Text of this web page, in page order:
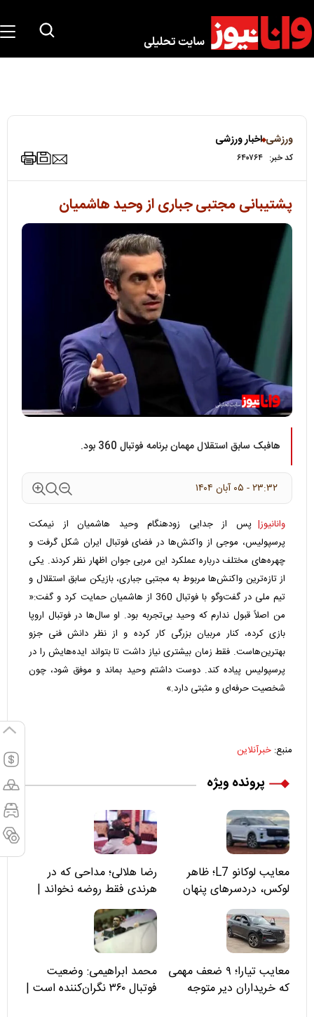
ورزشی اخبار ورزشی
کد خبر: ۶۴۰۷۶۴
پشتیبانی مجتبی جباری از وحید هاشمیان
هافبک سابق استقلال مهمان برنامه فوتبال 360 بود.
۲۳:۳۲ - ۰۵ آبان ۱۴۰۴
وانانیوز| پس از جدایی زودهنگام وحید هاشمیان از نیمکت
پرسپولیس، موجی از واکنش‌ها در فضای فوتبال ایران شکل گرفت و
چهره‌های مختلف درباره عملکرد این مربی جوان اظهار نظر کردند. یکی
از تازه‌ترین واکنش‌ها مربوط به مجتبی جباری، بازیکن سابق استقلال و
تیم ملی در گفت‌وگو با فوتبال 360 از هاشمیان حمایت کرد و گفت:«
من اصلاً قبول ندارم که وحید بی‌تجربه بود. او سال‌ها در فوتبال اروپا
بازی کرده، کنار مربیان بزرگی کار کرده و از نظر دانش فنی جزو
بهترین‌هاست. فقط زمان بیشتری نیاز داشت تا بتواند ایده‌هایش را در
پرسپولیس پیاده کند. دوست داشتم وحید بماند و موفق شود، چون
شخصیت حرفه‌ای و مثبتی دارد.»
منبع: خبرآنلاین
پرونده ویژه
معایب لوکانو L7؛ ظاهر
لوکس، دردسرهای پنهان
رضا هلالی؛ مداحی که در
هرندی فقط روضه نخواند |
مسئولان «تکیه‌گاه آقا مرتضی
علی(ع)» را جدی‌تر ببینند
معایب تیارا؛ ۹ ضعف مهمی
که خریداران دیر متوجه
محمد ابراهیمی: وضعیت
فوتبال ۳۶۰ نگران‌کننده است |